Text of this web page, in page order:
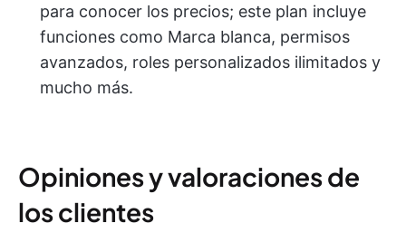
para conocer los precios; este plan incluye
funciones como Marca blanca, permisos
avanzados, roles personalizados ilimitados y
mucho más.
Opiniones y valoraciones de
los clientes